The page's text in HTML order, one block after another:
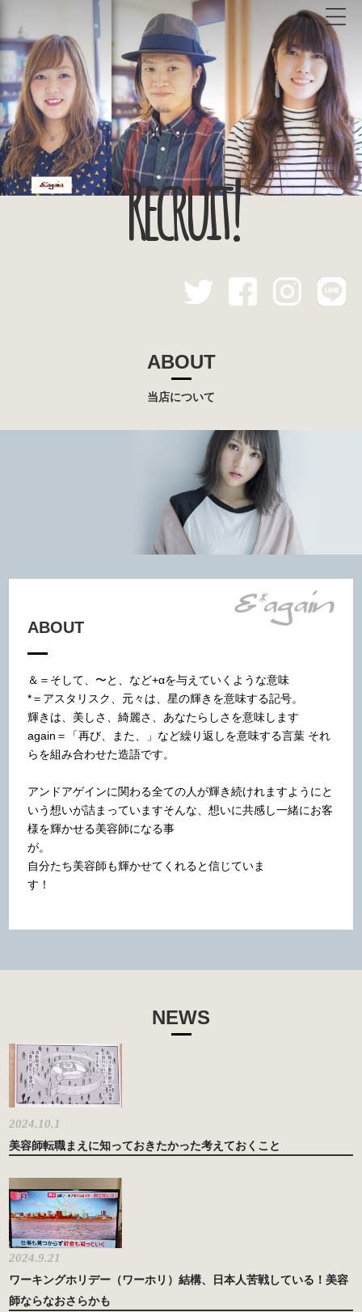
Recruit!
ABOUT
当店について
ABOUT
＆＝そして、〜と、など+αを与えていくような意味
*＝アスタリスク、元々は、星の輝きを意味する記号。
輝きは、美しさ、綺麗さ、あなたらしさを意味します
again＝「再び、また、」など繰り返しを意味する言葉それ
らを組み合わせた造語です。
アンドアゲインに関わる全ての人が輝き続けれますよう にと
いう想いが詰まっていますそんな、想いに共感し一緒にお客
様を輝かせる美容師になる事
が。
自分たち美容師も輝かせてくれると信じていま
す！
NEWS
2024.10.1
美容師転職まえに知っておきたかった考えておくこと
2024.9.21
ワーキングホリデー（ワーホリ）結構、日本人苦戦している！美容
師ならなおさらかも